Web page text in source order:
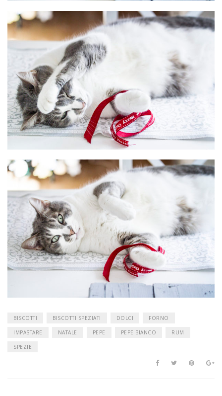
BISCOTTI BISCOTTI SPEZIATI DOLCI FORNO
IMPASTARE NATALE PEPE PEPE BIANCO RUM
SPEZIE